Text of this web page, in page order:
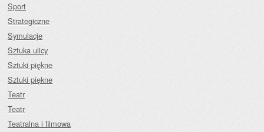
Sport
Strategiczne
Symulacje
Sztuka ulicy
Sztuki piękne
Sztuki piękne
Teatr
Teatr
Teatralna i filmowa